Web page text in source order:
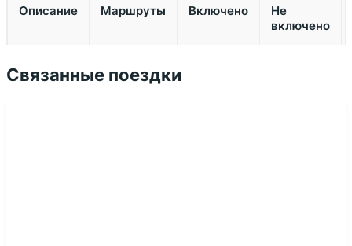
Описание Маршруты Включено
Не
включено
Связанные поездки